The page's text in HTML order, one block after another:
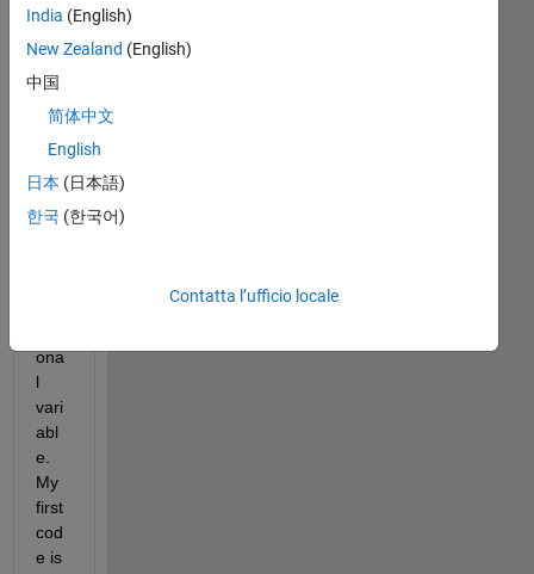
tryi
ng
gn
val
ue
ona
l
vari
abl
e.
My
first
cod
e is
India (English)
New Zealand (English)
中国
简体中文
English
日本 (日本語)
한국 (한국어)
Contatta l’ufficio locale